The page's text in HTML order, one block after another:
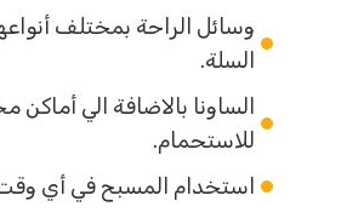
وسائل الراحة بمختلف
السلة.
الساونا بالاضافة الي أماكن
للاستحمام.
استخدام المسبح في أي وقت